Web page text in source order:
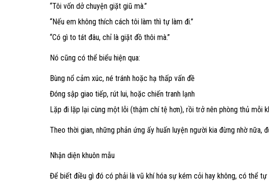
“Tôi vốn dở chuyện giặt giũ mà.”
“Nếu em không thích cách tôi làm thì tự làm đi.”
“Có gì to tát đâu, chỉ là giặt đồ thôi mà.”
Nó cũng có thể biểu hiện qua:
Bùng nổ cảm xúc, né tránh hoặc hạ thấp vấn đề
Đóng sập giao tiếp, rút lui, hoặc chiến tranh lạnh
Lặp đi lặp lại cùng một lỗi (thậm chí tệ hơn), rồi trở nên phòng thủ mỗi
Theo thời gian, những phản ứng ấy huấn luyện người kia đừng nhờ nữa,
Nhận diện khuôn mẫu
Để biết điều gì đó có phải là vũ khí hóa sự kém cỏi hay không, có thể tự